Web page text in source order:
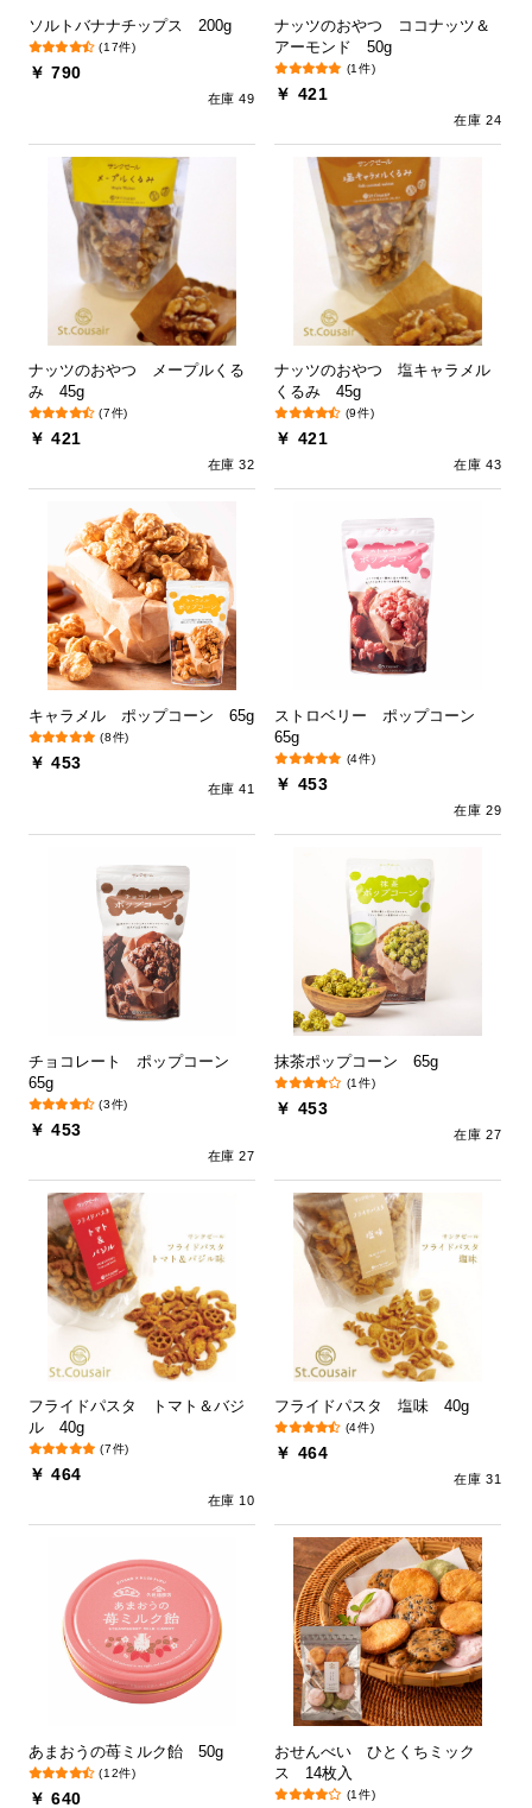
ソルトバナナチップス 200g
(17件)
￥ 790
在庫 49
ナッツのおやつ ココナッツ＆
アーモンド 50g
(1件)
￥ 421
在庫 24
ナッツのおやつ メープルくる
み 45g
(7件)
￥ 421
在庫 32
ナッツのおやつ 塩キャラメル
くるみ 45g
(9件)
￥ 421
在庫 43
キャラメル ポップコーン 65g
(8件)
￥ 453
在庫 41
ストロベリー ポップコーン
65g
(4件)
￥ 453
在庫 29
チョコレート ポップコーン
65g
(3件)
￥ 453
在庫 27
抹茶ポップコーン 65g
(1件)
￥ 453
在庫 27
フライドパスタ トマト＆バジ
ル 40g
(7件)
￥ 464
在庫 10
フライドパスタ 塩味 40g
(4件)
￥ 464
在庫 31
あまおうの苺ミルク飴 50g
(12件)
￥ 640
おせんべい ひとくちミック
ス 14枚入
(1件)